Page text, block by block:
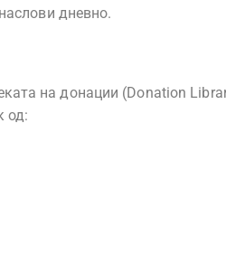
дневно.
на донации (Donation
од: